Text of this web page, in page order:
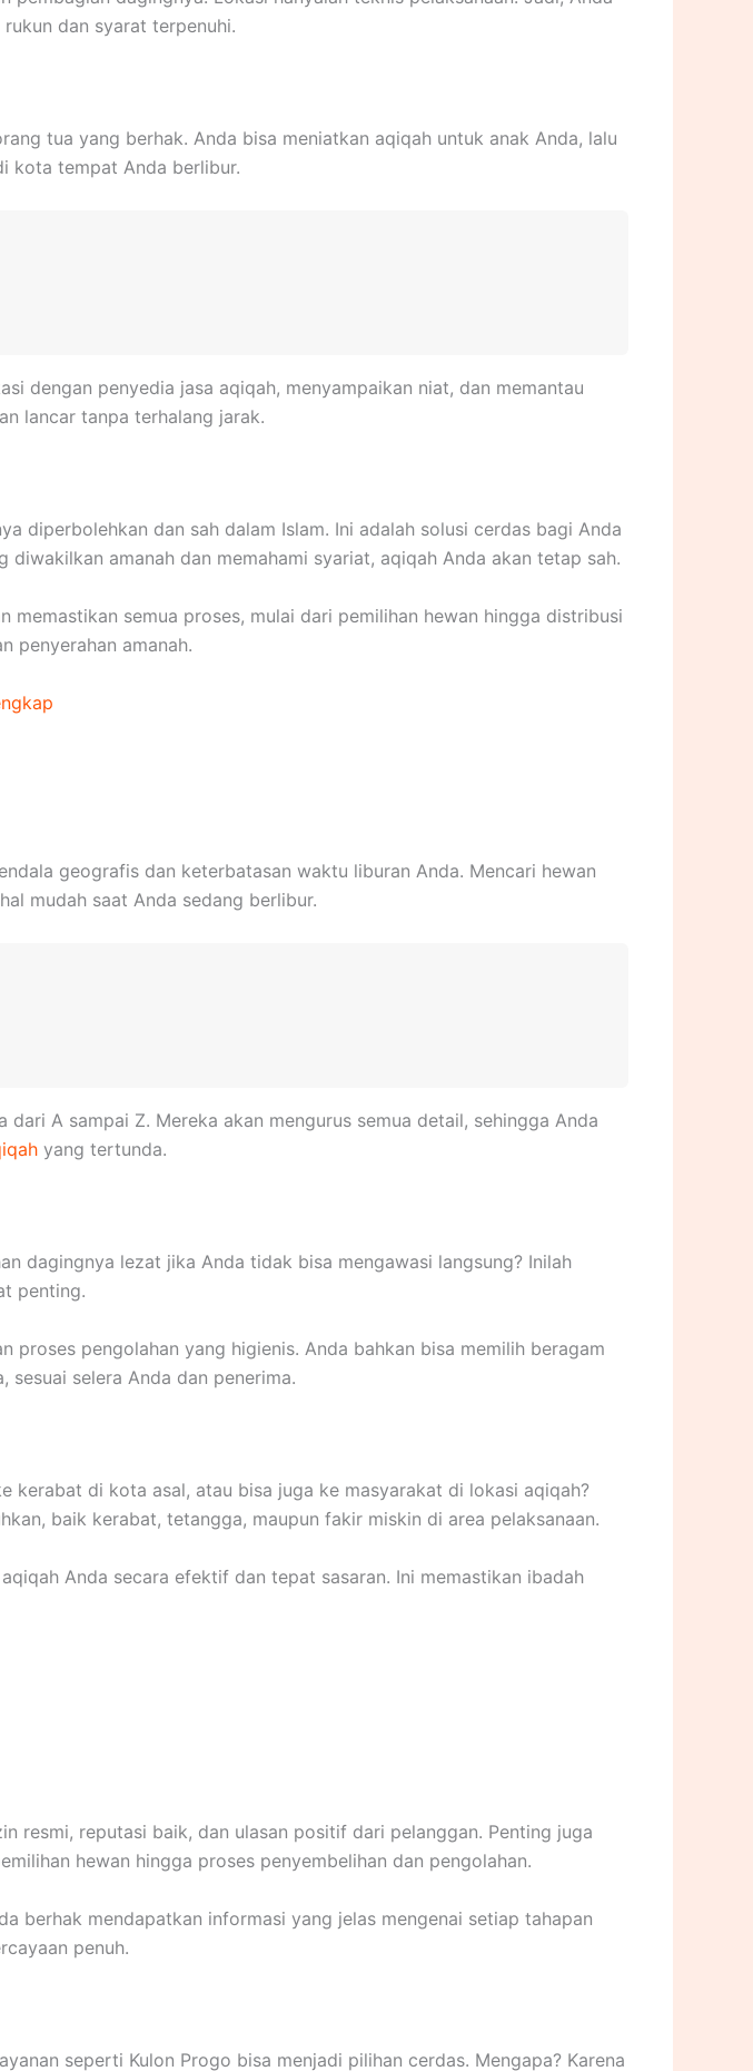
dan syarat terpenuhi.
tua yang berhak. Anda bisa meniatkan aqiqah untuk anak Anda, lalu
kota tempat Anda berlibur.
dengan penyedia jasa aqiqah, menyampaikan niat, dan memantau
lancar tanpa terhalang jarak.
diperbolehkan dan sah dalam Islam. Ini adalah solusi cerdas bagi Anda
amanah dan memahami syariat, aqiqah Anda akan tetap sah.
semua proses, mulai dari pemilihan hewan hingga distribusi
penyerahan amanah.
geografis dan keterbatasan waktu liburan Anda. Mencari hewan
mudah saat Anda sedang berlibur.
A sampai Z. Mereka akan mengurus semua detail, sehingga Anda
yang tertunda.
dagingnya lezat jika Anda tidak bisa mengawasi langsung? Inilah
penting.
proses pengolahan yang higienis. Anda bahkan bisa memilih beragam
selera Anda dan penerima.
kerabat di kota asal, atau bisa juga ke masyarakat di lokasi aqiqah?
baik kerabat, tetangga, maupun fakir miskin di area pelaksanaan.
Anda secara efektif dan tepat sasaran. Ini memastikan ibadah
resmi, reputasi baik, dan ulasan positif dari pelanggan. Penting juga
hewan hingga proses penyembelihan dan pengolahan.
berhak mendapatkan informasi yang jelas mengenai setiap tahapan
penuh.
seperti Kulon Progo bisa menjadi pilihan cerdas. Mengapa? Karena